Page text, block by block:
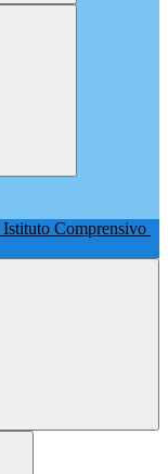
Istituto Comprensivo